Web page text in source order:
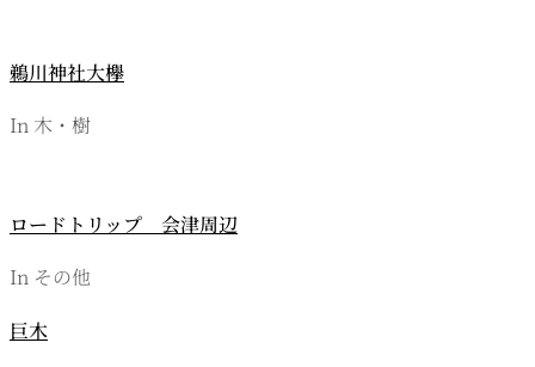
シ
ン
鵜川神社大欅
In 木・樹
ロードトリップ 会津周辺
In その他
巨木